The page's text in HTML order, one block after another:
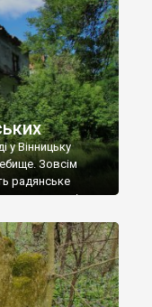
У 1924-1940
у Вінницьку
Зовсім
радянське
а трохи далі,
колії у траві –